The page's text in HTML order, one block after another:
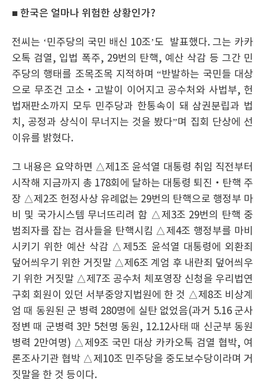
■ 한국은 얼마나 위험한 상황인가?
전씨는 ‘민주당의 국민 배신 10조’도 발표했다. 그는 카카
오톡 검열, 입법 폭주, 29번의 탄핵, 예산 삭감 등 그간 민
주당의 행태를 조목조목 지적하며 “반발하는 국민들 대상
으로 무조건 고소‧고발이 이어지고 공수처와 사법부, 헌
법재판소까지 모두 민주당과 한통속이 돼 삼권분립과 법
치, 공정과 상식이 무너지는 것을 봤다”며 집회 단상에 선
이유를 밝혔다.
그 내용은 요약하면 △제1조 윤석열 대통령 취임 직전부터
시작해 지금까지 총 178회에 달하는 대통령 퇴진‧탄핵 주
장 △제2조 헌정사상 유례없는 29번의 탄핵으로 행정부 마
비 및 국가시스템 무너뜨리려 함 △제3조 29번의 탄핵 중
범죄자를 잡는 검사들을 탄핵시킴 △제4조 행정부를 마비
시키기 위한 예산 삭감 △제5조 윤석열 대통령에 외환죄
덮어씌우기 위한 거짓말 △제6조 계엄 후 내란죄 덮어씌우
기 위한 거짓말 △제7조 공수처 체포영장 신청을 우리법연
구회 회원이 있던 서부중앙지법원에 한 것 △제8조 비상계
엄 때 동원된 군 병력 280명에 실탄 없었음(과거 5.16 군사
정변 때 군병력 3만 5천명 동원, 12.12사태 때 신군부 동원
병력 2만여명) △제9조 국민 대상 카카오톡 검열 협박, 여
론조사기관 협박 △제10조 민주당을 중도보수당이라며 거
짓말을 한 것 등이다.